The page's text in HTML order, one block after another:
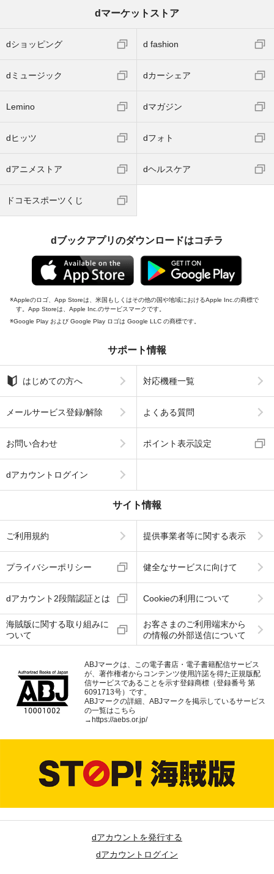
dマーケットストア
dショッピング d fashion
dミュージック dカーシェア
Lemino dマガジン
dヒッツ dフォト
dアニメストア dヘルスケア
ドコモスポーツくじ
dブックアプリのダウンロードはコチラ
Appleのロゴ、App Storeは、米国もしくはその他の国や地域におけるApple Inc.の商標で
す。App Storeは、Apple Inc.のサービスマークです。
Google Play および Google Play ロゴは Google LLC の商標です。
サポート情報
はじめての方へ 対応機種一覧
メールサービス登録/解除 よくある質問
お問い合わせ ポイント表示設定
dアカウントログイン
サイト情報
ご利用規約 提供事業者等に関する表示
プライバシーポリシー 健全なサービスに向けて
dアカウント2段階認証とは Cookieの利用について
海賊版に関する取り組みに
ついて
お客さまのご利用端末から
の情報の外部送信について
ABJマークは、この電子書店・電子書籍配信サービス
が、著作権者からコンテンツ使用許諾を得た正規版配
信サービスであることを示す登録商標（登録番号 第
6091713号）です。
ABJマークの詳細、ABJマークを掲示しているサービス
の一覧はこちら
→https://aebs.or.jp/
dアカウントを発行する
dアカウントログイン